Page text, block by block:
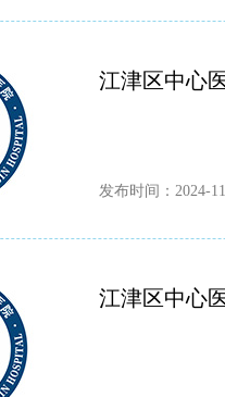
江津区中心
发布时间：2024-
江津区中心